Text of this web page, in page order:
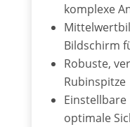
komplexe
Bildschirm
Robuste,
Rubinspitze
optimale